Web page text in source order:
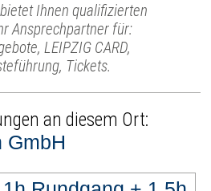
Ihnen qualifizierten
Ansprechpartner für:
LEIPZIG CARD,
Tickets.
an diesem Ort:
GmbH